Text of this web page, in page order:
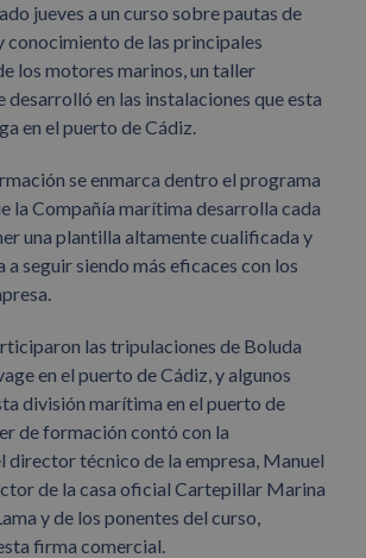
jueves a un curso sobre pautas de
conocimiento de las principales
los motores marinos, un taller
desarrolló en las instalaciones que esta
en el puerto de Cádiz.
se enmarca dentro el programa
la Compañía marítima desarrolla cada
una plantilla altamente cualificada y
a seguir siendo más eficaces con los
las tripulaciones de Boluda
en el puerto de Cádiz, y algunos
división marítima en el puerto de
de formación contó con la
director técnico de la empresa, Manuel
de la casa oficial Cartepillar Marina
y de los ponentes del curso,
firma comercial.